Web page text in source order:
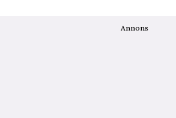
Annons